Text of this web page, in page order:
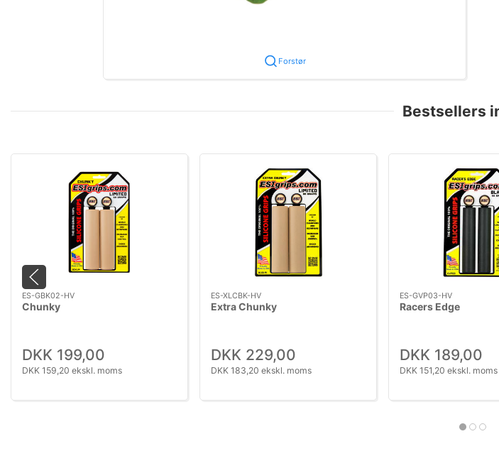
Forstør
Bestsellers
ES-GBK02-HV
Chunky
DKK 199,00
DKK 159,20 ekskl. moms
ES-XLCBK-HV
Extra Chunky
DKK 229,00
DKK 183,20 ekskl. moms
ES-GVP03-HV
Racers Edge
DKK 189,00
DKK 151,20 ekskl. moms